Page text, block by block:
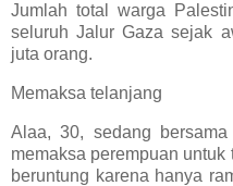
Jumlah total warga
seluruh Jalur Gaza sejak
juta orang.
Memaksa telanjang
Alaa, 30, sedang
memaksa perempuan
beruntung karena hanya